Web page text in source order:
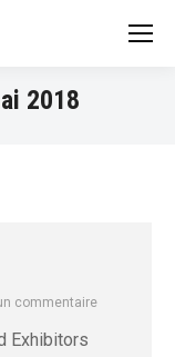
2018
commentaire
Exhibitors